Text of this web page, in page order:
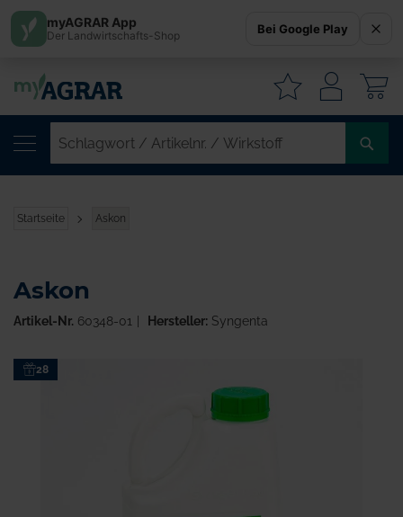
Startseite Askon
Zum28
Askon
Artikel-Nr. 60348-01 Hersteller:Syngenta
myAGRAR App
Der Landwirtschafts-Shop Bei Google Play